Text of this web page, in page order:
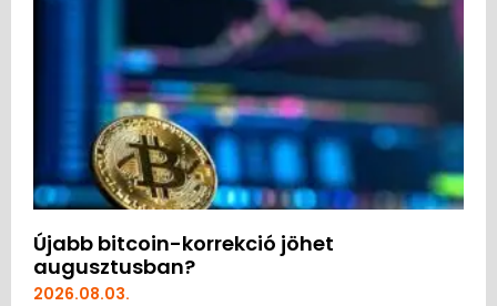
Újabb bitcoin-korrekció jöhet
augusztusban?
2026.08.03.